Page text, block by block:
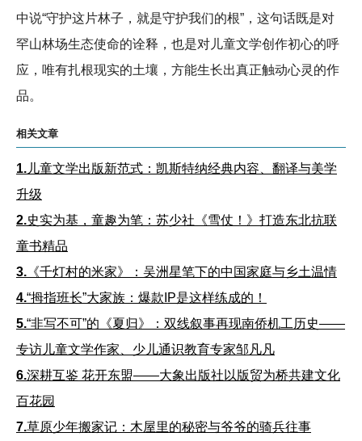
中说“守护这片林子，就是守护我们的根”，这句话既是对
罕山林场生态使命的诠释，也是对儿童文学创作初心的呼
应，唯有扎根现实的土壤，方能生长出真正触动心灵的作
品。
相关文章
1. 儿童文学出版新范式：凯斯特纳经典内容、翻译与美学
升级
2.史实为基，童趣为笔：苏少社《雪仗！》打造东北抗联
童书精品
3. 《千灯村的米家》：吴洲星笔下的中国家庭与乡土温情
4.“拇指班长”大家族：爆款IP是这样练成的！
5.“非写不可”的《夏归》：双线叙事再现南侨机工历史——
专访儿童文学作家、少儿通识教育专家邹凡凡
6.深耕互鉴 花开东盟——大象出版社以版贸为桥共建文化
百花园
7.草原少年搬家记：木屋里的秘密与爷爷的骑兵往事